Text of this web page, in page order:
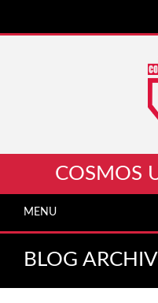
COSMOS
MENU
BLOG